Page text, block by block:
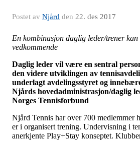
Postet av Njård den 22. des 2017
En kombinasjon daglig leder/trener kan
vedkommende
Daglig leder vil være en sentral
den videre utviklingen av
underlagt avdelingsstyret og
Njårds hovedadministrasjon/daglig
Norges Tennisforbund
Njård Tennis har over 700 medlemmer
er i organisert trening. Undervisning i
anerkjente Play+Stay konseptet.